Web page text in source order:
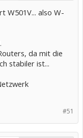
W501V... also W-
da mit die
stabiler ist...
#51